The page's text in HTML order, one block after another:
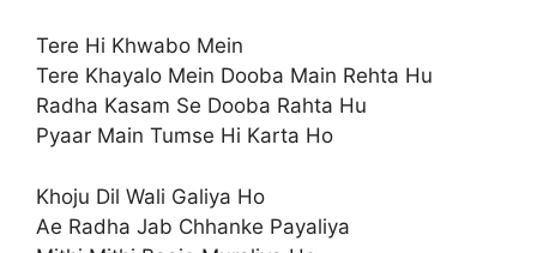
Tere Hi Khwabo Mein
Tere Khayalo Mein Dooba Main Rehta Hu
Radha Kasam Se Dooba Rahta Hu
Pyaar Main Tumse Hi Karta Ho
Khoju Dil Wali Galiya Ho
Ae Radha Jab Chhanke Payaliya